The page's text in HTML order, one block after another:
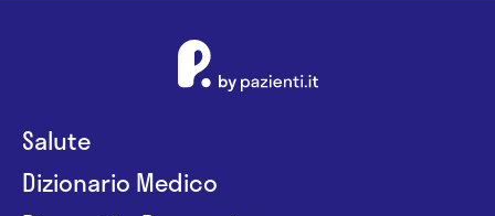
Salute
Dizionario Medico